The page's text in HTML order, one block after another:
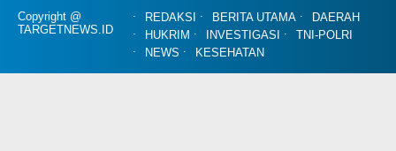
Copyright @
TARGETNEWS.ID
REDAKSI BERITA UTAMA
DAERAH
HUKRIM
INVESTIGASI
TNI-POLRI
NEWS
KESEHATAN